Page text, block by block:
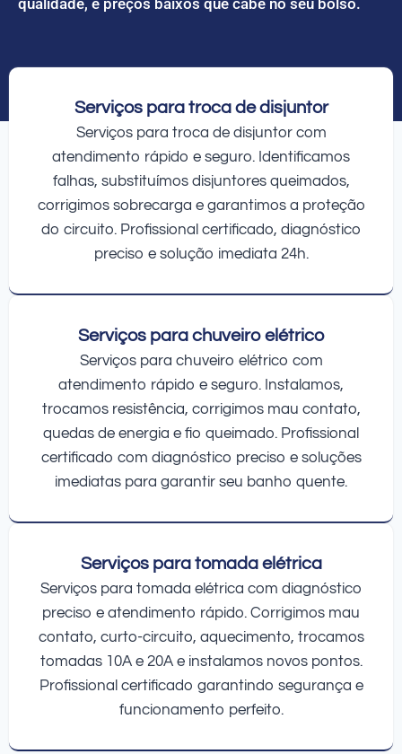
Serviços para troca de disjuntor
Serviços para troca de disjuntor com
atendimento rápido e seguro. Identificamos
falhas, substituímos disjuntores queimados,
corrigimos sobrecarga e garantimos a proteção
do circuito. Profissional certificado, diagnóstico
preciso e solução imediata 24h.
Serviços para chuveiro elétrico
Serviços para chuveiro elétrico com
atendimento rápido e seguro. Instalamos,
trocamos resistência, corrigimos mau contato,
quedas de energia e fio queimado. Profissional
certificado com diagnóstico preciso e soluções
imediatas para garantir seu banho quente.
Serviços para tomada elétrica
Serviços para tomada elétrica com diagnóstico
preciso e atendimento rápido. Corrigimos mau
contato, curto-circuito, aquecimento, trocamos
tomadas 10A e 20A e instalamos novos pontos.
Profissional certificado garantindo segurança e
funcionamento perfeito.